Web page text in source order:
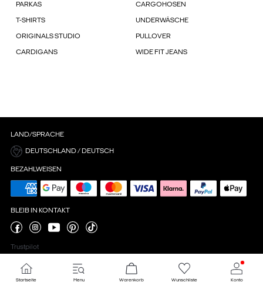
PARKAS CARGOHOSEN
T-SHIRTS UNDERWÄSCHE
ORIGINALS STUDIO PULLOVER
CARDIGANS WIDE FIT JEANS
LAND/SPRACHE
DEUTSCHLAND / DEUTSCH
BEZAHLWEISEN
BLEIB IN KONTAKT
Trustpilot
Cookie-Einstellungen
Startseite Menu Warenkorb Wunschliste Konto